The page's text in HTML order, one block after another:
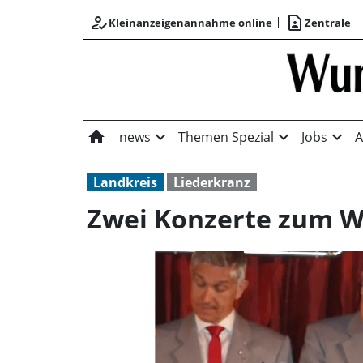
how_to_regKleinanzeigenannahme online contact_page Zentrale
home news expand_more Themen Spezial expand_more Jobs expand_more
Landkreis Liederkranz
Zwei Konzerte zum